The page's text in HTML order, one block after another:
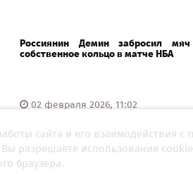
Россиянин Демин забросил
собственное кольцо в матче НБА
02 февраля 2026, 11:02
сайта и его взаимодействия
Вы разрешаете использование
браузера.